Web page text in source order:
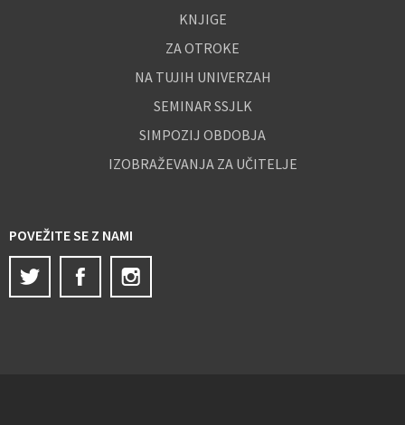
KNJIGE
ZA OTROKE
NA TUJIH UNIVERZAH
SEMINAR SSJLK
SIMPOZIJ OBDOBJA
IZOBRAŽEVANJA ZA UČITELJE
POVEŽITE SE Z NAMI
Twitter
Facebook